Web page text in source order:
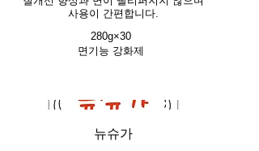
사용이 간편합니다.
280g×30
면기능 강화제
뉴슈가